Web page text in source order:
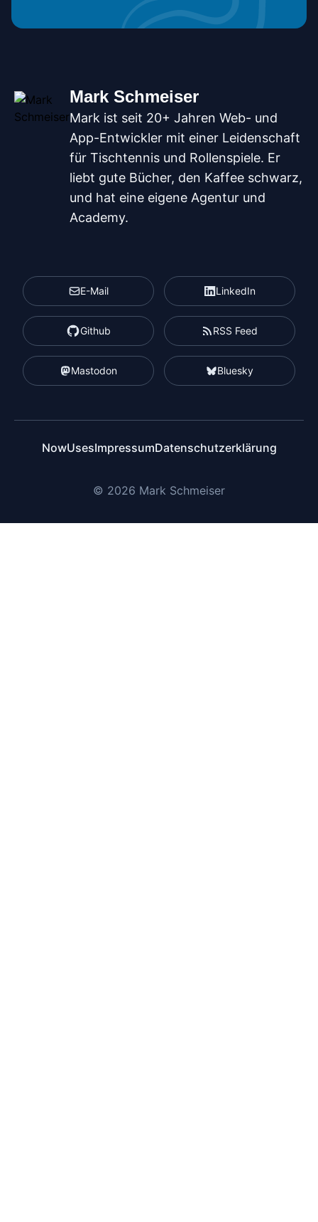
Mark Schmeiser
Mark ist seit 20+ Jahren Web- und
App-Entwickler mit einer Leidenschaft
für Tischtennis und Rollenspiele. Er
liebt gute Bücher, den Kaffee schwarz,
und hat eine eigene Agentur und
Academy.
E-Mail LinkedIn
Github RSS Feed
Mastodon Bluesky
NowUsesImpressumDatenschutzerklärung
© 2026 Mark Schmeiser